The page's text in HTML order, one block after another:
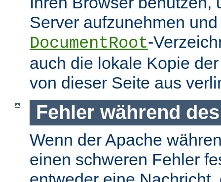
Server aufzunehmen
DocumentRoot-
auch die lokale Kopie
von dieser Seite aus
Fehler während
Wenn der Apache
einen schweren Fehler